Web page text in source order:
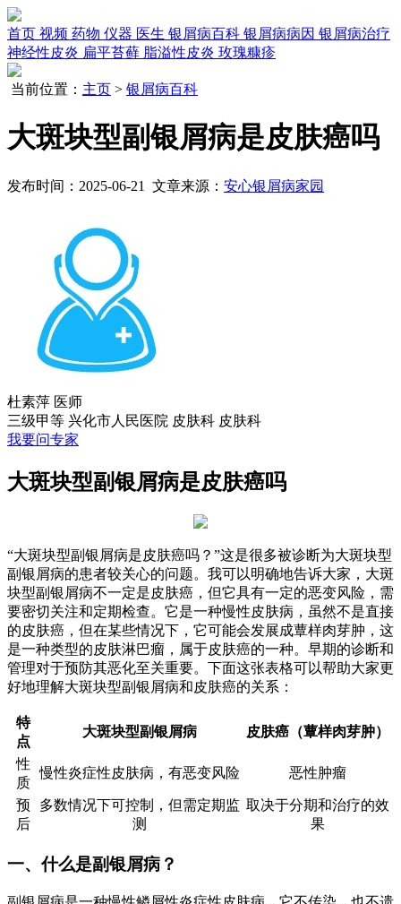
首页 视频 药物 仪器 医生 银屑病百科 银屑病病因 银屑病治疗
神经性皮炎 扁平苔藓 脂溢性皮炎 玫瑰糠疹
当前位置： 主页 > 银屑病百科
大斑块型副银屑病是皮肤癌吗
发布时间：2025-06-21 文章来源： 安心银屑病家园
杜素萍 医师
三级甲等 兴化市人民医院 皮肤科 皮肤科
我要问专家
大斑块型副银屑病是皮肤癌吗
“大斑块型副银屑病是皮肤癌吗？”这是很多被诊断为大斑块型
副银屑病的患者较关心的问题。我可以明确地告诉大家，大斑
块型副银屑病不一定是皮肤癌，但它具有一定的恶变风险，需
要密切关注和定期检查。它是一种慢性皮肤病，虽然不是直接
的皮肤癌，但在某些情况下，它可能会发展成蕈样肉芽肿，这
是一种类型的皮肤淋巴瘤，属于皮肤癌的一种。早期的诊断和
管理对于预防其恶化至关重要。下面这张表格可以帮助大家更
好地理解大斑块型副银屑病和皮肤癌的关系：
特
点
大斑块型副银屑病 皮肤癌（蕈样肉芽肿）
性
质
慢性炎症性皮肤病，有恶变风险 恶性肿瘤
预
后
多数情况下可控制，但需定期监
测
取决于分期和治疗的效
果
一、什么是副银屑病？